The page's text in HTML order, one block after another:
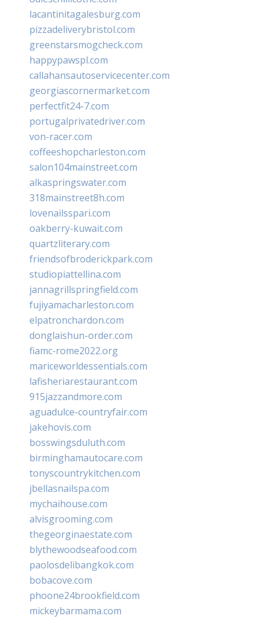
lacantinitagalesburg.com
pizzadeliverybristol.com
greenstarsmogcheck.com
happypawspl.com
callahansautoservicecenter.com
georgiascornermarket.com
perfectfit24-7.com
portugalprivatedriver.com
von-racer.com
coffeeshopcharleston.com
salon104mainstreet.com
alkaspringswater.com
318mainstreet8h.com
lovenailsspari.com
oakberry-kuwait.com
quartzliterary.com
friendsofbroderickpark.com
studiopiattellina.com
jannagrillspringfield.com
fujiyamacharleston.com
elpatronchardon.com
donglaishun-order.com
fiamc-rome2022.org
mariceworldessentials.com
lafisheriarestaurant.com
915jazzandmore.com
aguadulce-countryfair.com
jakehovis.com
bosswingsduluth.com
birminghamautocare.com
tonyscountrykitchen.com
jbellasnailspa.com
mychaihouse.com
alvisgrooming.com
thegeorginaestate.com
blythewoodseafood.com
paolosdelibangkok.com
bobacove.com
phoone24brookfield.com
mickeybarmama.com